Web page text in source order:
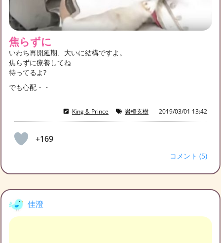
焦らずに
いわち再開延期、大いに結構ですよ。
焦らずに療養してね
待ってるよ?
でも心配・・
King & Prince 岩橋玄樹 2019/03/01 13:42
+169
コメント (5)
佳澄